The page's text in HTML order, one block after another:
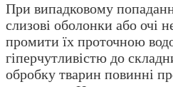
При випадковому
слизові оболонки або очі
промити їх проточною
гіперчутливістю до
обробку тварин повинні